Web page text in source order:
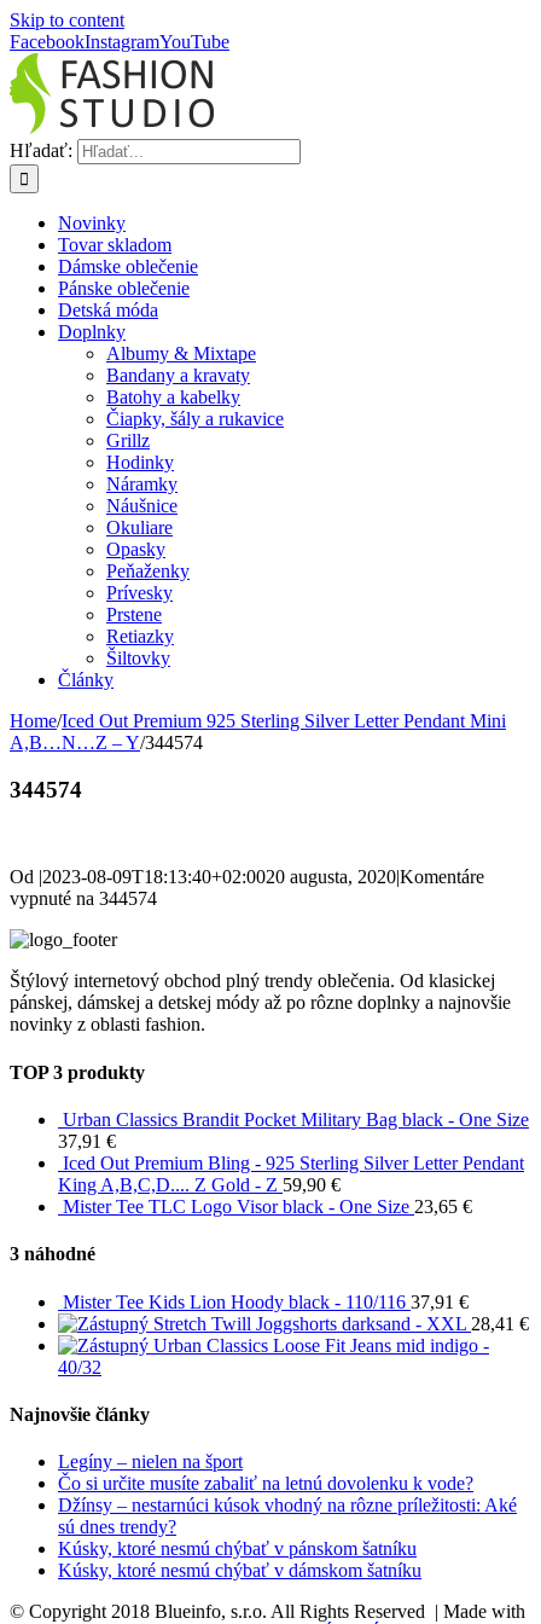
Skip to content
FacebookInstagramYouTube
Hľadať:
Novinky
Tovar skladom
Dámske oblečenie
Pánske oblečenie
Detská móda
Doplnky
Albumy & Mixtape
Bandany a kravaty
Batohy a kabelky
Čiapky, šály a rukavice
Grillz
Hodinky
Náramky
Náušnice
Okuliare
Opasky
Peňaženky
Prívesky
Prstene
Retiazky
Šiltovky
Články
Home/Iced Out Premium 925 Sterling Silver Letter Pendant Mini
A,B…N…Z – Y/344574
344574
Od |2023-08-09T18:13:40+02:0020 augusta, 2020|Komentáre
vypnuté na 344574
Štýlový internetový obchod plný trendy oblečenia. Od klasickej
pánskej, dámskej a detskej módy až po rôzne doplnky a najnovšie
novinky z oblasti fashion.
TOP 3 produkty
Urban Classics Brandit Pocket Military Bag black - One Size
37,91 €
Iced Out Premium Bling - 925 Sterling Silver Letter Pendant
King A,B,C,D.... Z Gold - Z 59,90 €
Mister Tee TLC Logo Visor black - One Size 23,65 €
3 náhodné
Mister Tee Kids Lion Hoody black - 110/116 37,91 €
Stretch Twill Joggshorts darksand - XXL 28,41 €
Urban Classics Loose Fit Jeans mid indigo -
40/32
Najnovšie články
Legíny – nielen na šport
Čo si určite musíte zabaliť na letnú dovolenku k vode?
Džínsy – nestarnúci kúsok vhodný na rôzne príležitosti: Aké
sú dnes trendy?
Kúsky, ktoré nesmú chýbať v pánskom šatníku
Kúsky, ktoré nesmú chýbať v dámskom šatníku
© Copyright 2018 Blueinfo, s.r.o. All Rights Reserved | Made with